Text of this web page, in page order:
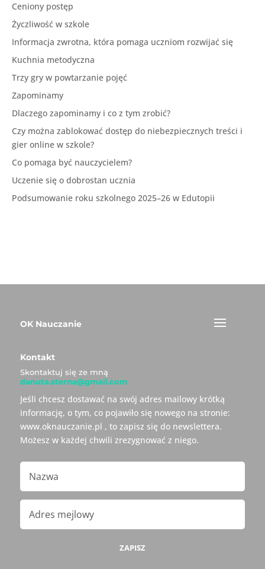
Ceniony postęp
Życzliwość w szkole
Informacja zwrotna, która pomaga uczniom rozwijać się
Kuchnia metodyczna
Trzy gry w powtarzanie pojęć
Zapominamy
Dlaczego zapominamy i co z tym zrobić?
Czy można zablokować dostęp do niebezpiecznych treści i
gier online w szkole?
Co pomaga być nauczycielem?
Uczenie się o dobrostan ucznia
Podsumowanie roku szkolnego 2025–26 w Edutopii
OK Nauczanie
Kontakt
Skontaktuj się ze mną
danuta.sterna@gmail.com
Jeśli chcesz dostawać na swój adres mailowy krótką
informację, o tym, co pojawiło się nowego na stronie:
www.oknauczanie.pl , to zapisz się do newslettera.
Możesz w każdej chwili zrezygnować z niego.
ZAPISZ